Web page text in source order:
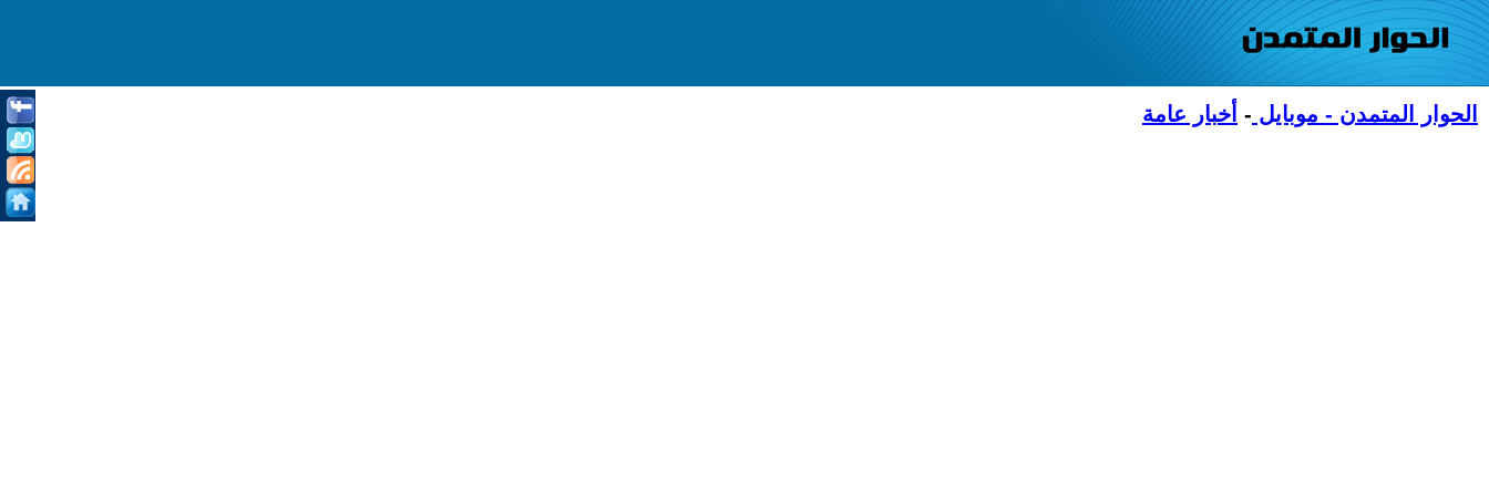
الحوار المتمدن - موبايل - أخبار عامة